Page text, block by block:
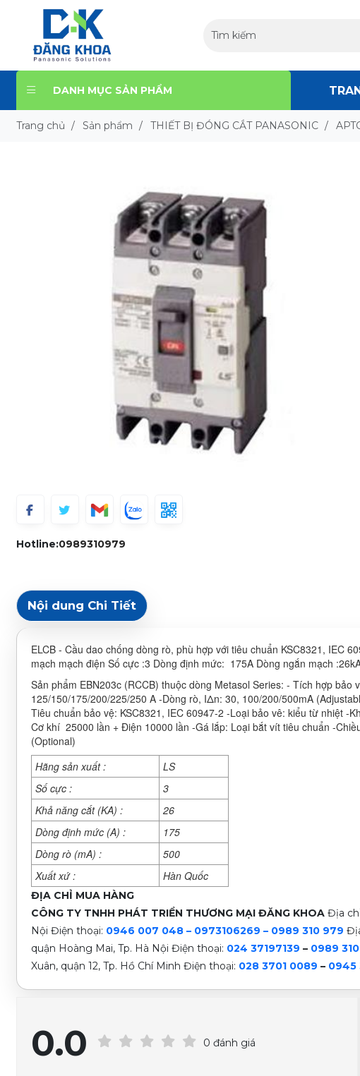
DANH MỤC SẢN PHẨM
Trang chủ / Sản phẩm / THIẾT BỊ ĐÓNG CẮT PANASONIC /
Hotline:0989310979
Nội dung Chi Tiết
ELCB - Cầu dao chống dòng rò, phù hợp với tiêu chuẩn KSC8321, IEC
mạch mạch điện Số cực :3 Dòng định mức: 175A Dòng ngắn mạch
Sản phẩm EBN203c (RCCB) thuộc dòng Metasol Series: - Tích hợp
125/150/175/200/225/250 A -Dòng rò, IΔn: 30, 100/200/500mA
Tiêu chuẩn bảo vệ: KSC8321, IEC 60947-2 -Loại bảo vê: kiểu từ nhiệt
Cơ khí 25000 lần + Điện 10000 lần -Gá lắp: Loại bắt vít tiêu chuẩn -
(Optional)
Hãng sản xuất :
LS
Số cực :
3
Khả năng cắt (KA) :
26
Dòng định mức (A) :
175
Dòng rò (mA) :
500
Xuất xứ :
Hàn Quốc
ĐỊA CHỈ MUA HÀNG
CÔNG TY TNHH PHÁT TRIỂN THƯƠNG MẠI ĐĂNG KHOA Địa
Nội Điện thoại: 0946 007 048 – 0973106269 – 0989 310 979
quận Hoàng Mai, Tp. Hà Nội Điện thoại: 024 37197139 – 0989
Xuân, quận 12, Tp. Hồ Chí Minh Điện thoại: 028 3701 0089 – 0945
0.0 0 đánh giá